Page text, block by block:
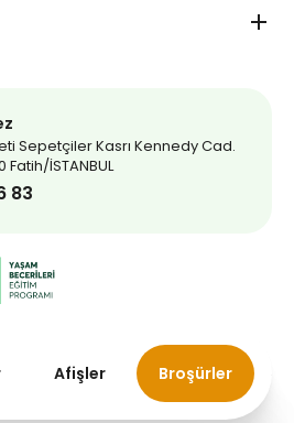
Afişler Broşürler
Sepetçiler Kasrı Kennedy Cad.
Fatih/İSTANBUL
83